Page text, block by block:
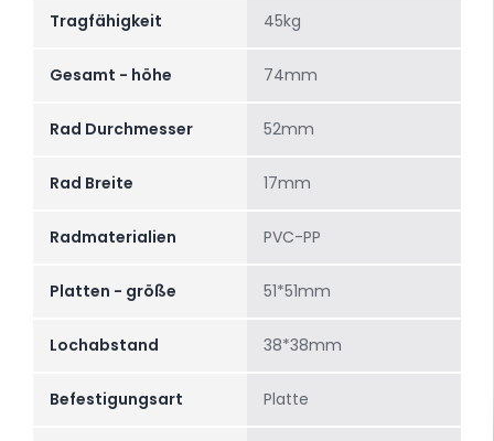
Tragfähigkeit 45kg
Gesamt - höhe 74mm
Rad Durchmesser 52mm
Rad Breite 17mm
Radmaterialien PVC-PP
Platten - größe 51*51mm
Lochabstand 38*38mm
Befestigungsart Platte